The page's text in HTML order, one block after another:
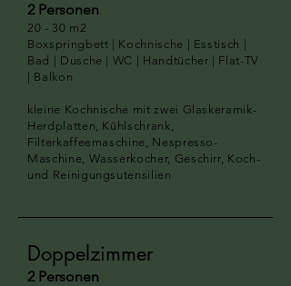
2 Personen
20 - 30 m2
Boxspringbett | Kochnische | Esstisch |
Bad | Dusche | WC | Handtücher | Flat-TV
| Balkon
kleine Kochnische mit zwei Glaskeramik-
Herdplatten, Kühlschrank,
Filterkaffeemaschine, Nespresso-
Maschine, Wasserkocher, Geschirr, Koch-
und Reinigungsutensilien
Doppelzimmer
2 Personen